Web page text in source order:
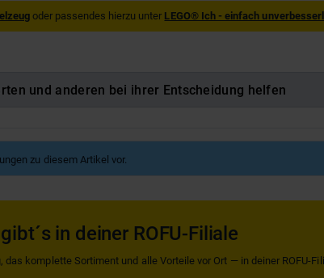
oder passendes hierzu unter LEGO® Ich - einfach
und anderen bei ihrer Entscheidung helfen
zu diesem Artikel vor.
in deiner ROFU-Filiale
das komplette Sortiment und alle Vorteile vor Ort — in deiner ROFU-